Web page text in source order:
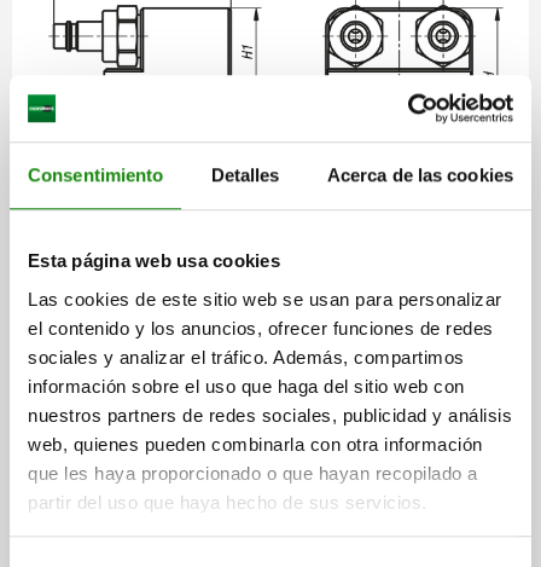
Consentimiento Detalles Acerca de las cookies
Esta página web usa cookies
Las cookies de este sitio web se usan para personalizar
el contenido y los anuncios, ofrecer funciones de redes
sociales y analizar el tráfico. Además, compartimos
información sobre el uso que haga del sitio web con
nuestros partners de redes sociales, publicidad y análisis
web, quienes pueden combinarla con otra información
que les haya proporcionado o que hayan recopilado a
partir del uso que haya hecho de sus servicios.
Descripción
DESCRIPCIÓN DEL PRODUCTO